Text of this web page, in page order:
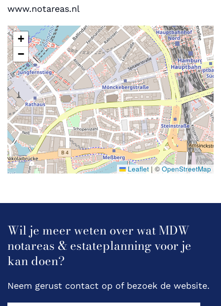
www.notareas.nl
+
−
Leaflet | © OpenStreetMap
Wil je meer weten over wat MDW
notareas & estateplanning voor je
kan doen?
Neem gerust contact op of bezoek de website.